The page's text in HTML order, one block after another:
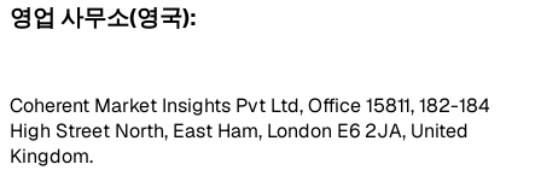
영업 사무소(영국):
Coherent Market Insights Pvt Ltd, Office 15811, 182-184
High Street North, East Ham, London E6 2JA, United
Kingdom.